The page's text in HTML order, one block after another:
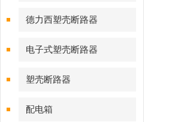
德力西塑壳断路器
电子式塑壳断路器
塑壳断路器
配电箱